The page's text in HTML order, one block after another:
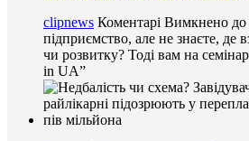
clipnews Коментарі Вимкнено
підприємство, але не знаєте, де
чи розвитку? Тоді вам на
in UA”